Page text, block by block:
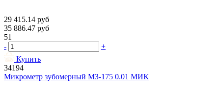
29 415.14 руб
35 886.47 руб
51
-
+
Купить
34194
Микрометр зубомерный МЗ-175 0.01 МИК